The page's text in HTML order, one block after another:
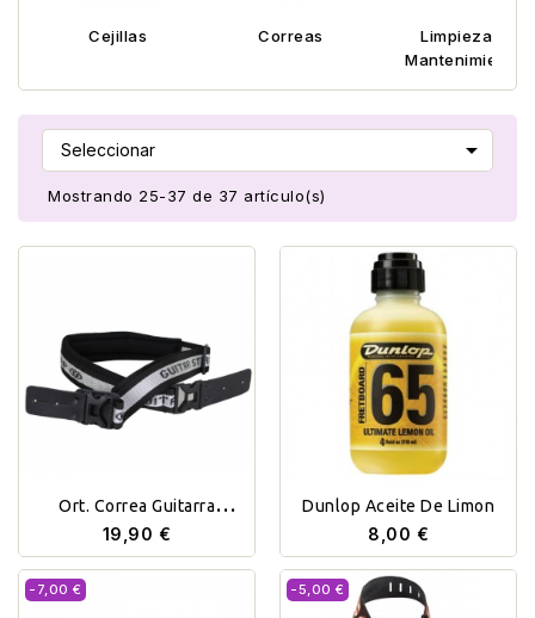
Cejillas Correas
Limpieza Y
Mantenimiento
Seleccionar 
Mostrando 25-37 de 37 artículo(s)
Ort. Correa Guitarra
Acolchada
19,90 €
Dunlop Aceite De Limon
8,00 €
-7,00 € -5,00 €